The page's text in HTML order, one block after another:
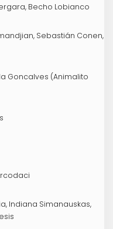
Becho Lobianco
Sebastián Conen,
Goncalves (Animalito
Indiana Simanauskas,